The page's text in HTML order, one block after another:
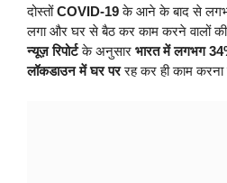
दोस्तोंCOVID-19के आने के बाद से
लगा और घर से बैठ कर काम करने वालों
न्यूज़ रिपोर्टके अनुसार भारत में लगभग
लॉकडाउन में घर पररह कर ही काम करना